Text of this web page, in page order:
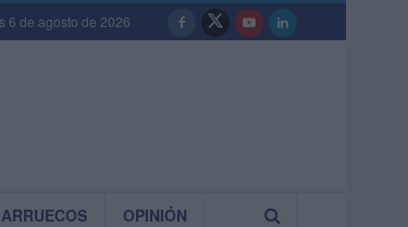
6 de agosto de 2026
OPINIÓN